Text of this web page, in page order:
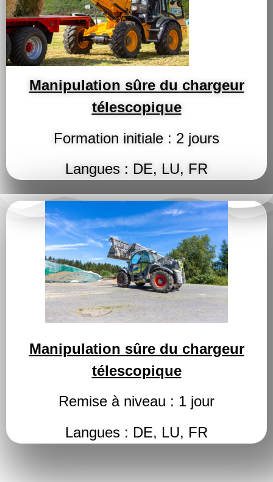
Manipulation sûre du chargeur
télescopique
Formation initiale : 2 jours
Langues : DE, LU, FR
Manipulation sûre du chargeur
télescopique
Remise à niveau : 1 jour
Langues : DE, LU, FR